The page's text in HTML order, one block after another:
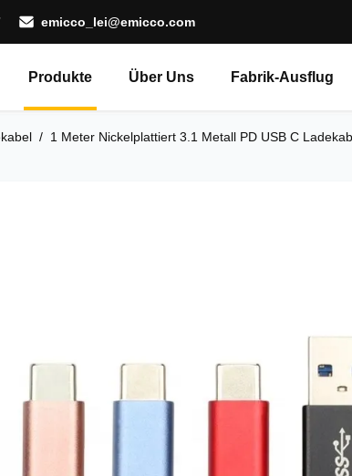
emicco_lei@emicco.com
Produkte Über Uns Fabrik-Ausflug
/ 1 Meter Nickelplattiert 3.1 Metall PD USB C